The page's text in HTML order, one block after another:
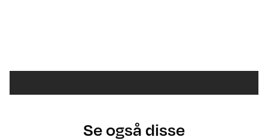
Se også disse